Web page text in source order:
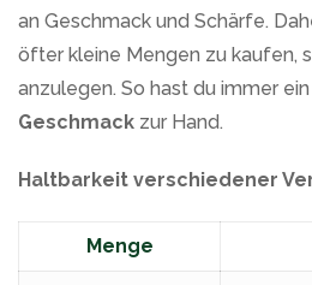
an Geschmack und Schärfe.
öfter kleine Mengen zu kaufen,
anzulegen. So hast du immer
Geschmack zur Hand.
Haltbarkeit verschiedener
Menge